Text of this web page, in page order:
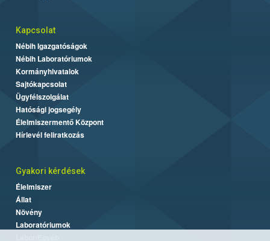
Kapcsolat
Nébih Igazgatóságok
Nébih Laboratóriumok
Kormányhivatalok
Sajtókapcsolat
Ügyfélszolgálat
Hatósági jogsegély
Élelmiszermentő Központ
Hírlevél feliratkozás
Gyakori kérdések
Élelmiszer
Állat
Növény
Laboratóriumok